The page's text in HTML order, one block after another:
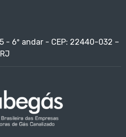
- 6º andar - CEP: 22440-032 –